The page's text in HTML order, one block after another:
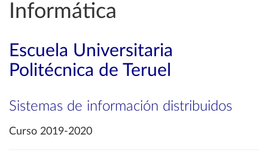
Informática
Escuela Universitaria
Politécnica de Teruel
Sistemas de información distribuidos
Curso 2019-2020